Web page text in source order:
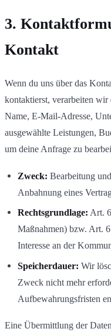
3.
Kontakt
Wenn du uns über das
kontaktierst, verarbeiten
Name, E-Mail-Adresse,
ausgewählte Leistungen,
um deine Anfrage zu
Zweck: Bearbeitung
Anbahnung eines
Rechtsgrundlage: Art.
Maßnahmen) bzw. Art.
Interesse an der
Speicherdauer: Wir
Zweck nicht mehr
Aufbewahrungsfristen
Eine Übermittlung der